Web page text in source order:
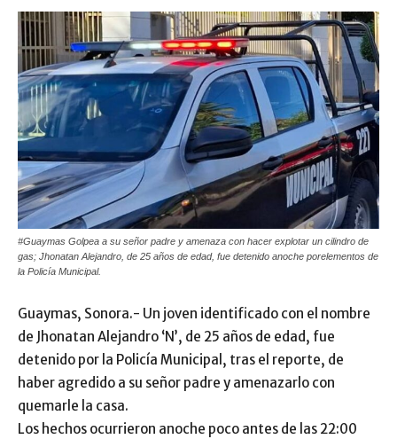
#Guaymas Golpea a su señor padre y amenaza con hacer explotar un cilindro de
gas; Jhonatan Alejandro, de 25 años de edad, fue detenido anoche porelementos de
la Policía Municipal.
Guaymas, Sonora.- Un joven identificado con el nombre
de Jhonatan Alejandro ‘N’, de 25 años de edad, fue
detenido por la Policía Municipal, tras el reporte, de
haber agredido a su señor padre y amenazarlo con
quemarle la casa.
Los hechos ocurrieron anoche poco antes de las 22:00